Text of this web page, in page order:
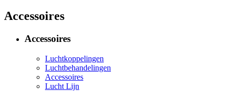
Accessoires
Accessoires
Luchtkoppelingen
Luchtbehandelingen
Accessoires
Lucht Lijn